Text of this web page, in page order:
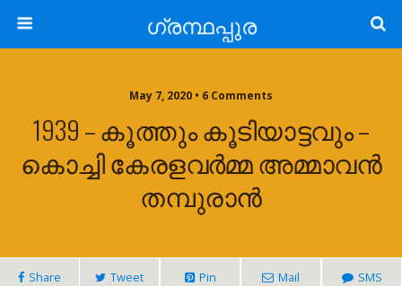
ഗ്രന്ഥപ്പുര
May 7, 2020 • 6 Comments
1939 – കൂത്തും കൂടിയാട്ടവും –
കൊച്ചി കേരളവർമ്മ അമ്മാവൻ
തമ്പുരാൻ
Share Tweet Pin Mail SMS